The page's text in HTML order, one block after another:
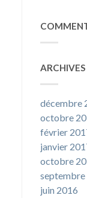
ARCHIVES
décembre
octobre
février
janvier
octobre
septembre
juin 2016